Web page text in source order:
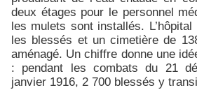
deux étages pour le personnel
les mulets sont installés.
les blessés et un cimetière de
aménagé. Un chiffre donne une
: pendant les combats du 21
janvier 1916, 2 700 blessés y